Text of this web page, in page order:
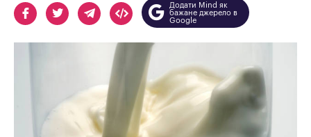
Додати Mind як
бажане джерело в
Google